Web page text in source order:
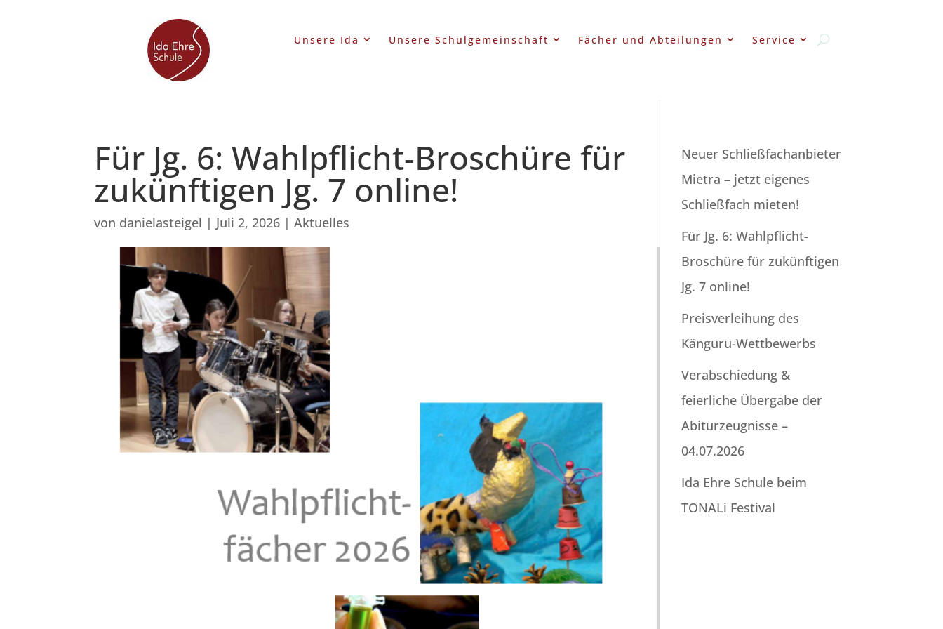
Unsere Ida Unsere Schulgemeinschaft Fächer und Abteilungen Service
Für Jg. 6: Wahlpflicht-Broschüre für
zukünftigen Jg. 7 online!
von danielasteigel | Juli 2, 2026 |Aktuelles
Neuer Schließfachanbieter
Mietra – jetzt eigenes
Schließfach mieten!
Für Jg. 6: Wahlpflicht-
Broschüre für zukünftigen
Jg. 7 online!
Preisverleihung des
Känguru-Wettbewerbs
Verabschiedung &
feierliche Übergabe der
Abiturzeugnisse –
04.07.2026
Ida Ehre Schule beim
TONALi Festival